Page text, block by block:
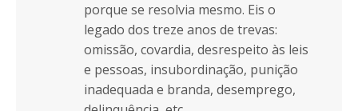
porque se resolvia mesmo. Eis o
legado dos treze anos de trevas:
omissão, covardia, desrespeito às leis
e pessoas, insubordinação, punição
inadequada e branda, desemprego,